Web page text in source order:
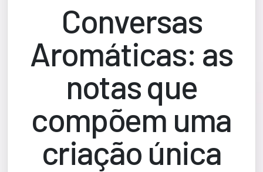
Conversas
Aromáticas: as
notas que
compõem uma
criação única